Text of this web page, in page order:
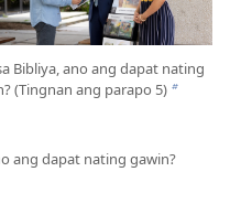
Bibliya, ano ang dapat nating
(Tingnan ang parapo 5) b
ang dapat nating gawin?